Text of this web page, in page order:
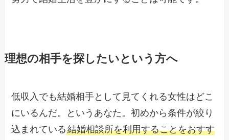
理想の相手を探したいという方へ
低収入でも結婚相手として見てくれる女性はどこ
にいるんだ。というあなた。初めから条件が絞り
込まれている結婚相談所を利用することをおすす